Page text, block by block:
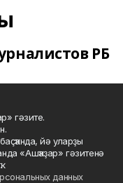
РБ
гәзите.
йә уларҙы
«Ашҡаҙар» гәзитенә
данных